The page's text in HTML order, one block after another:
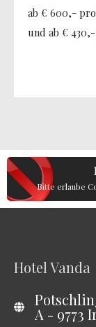
ab € 600,-
und ab €
Bitte erlaube
Hotel Vanda
A - 9773